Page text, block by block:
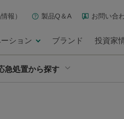
報） 製品Q＆A お問い合
ション ブランド 投資家
急処置から探す